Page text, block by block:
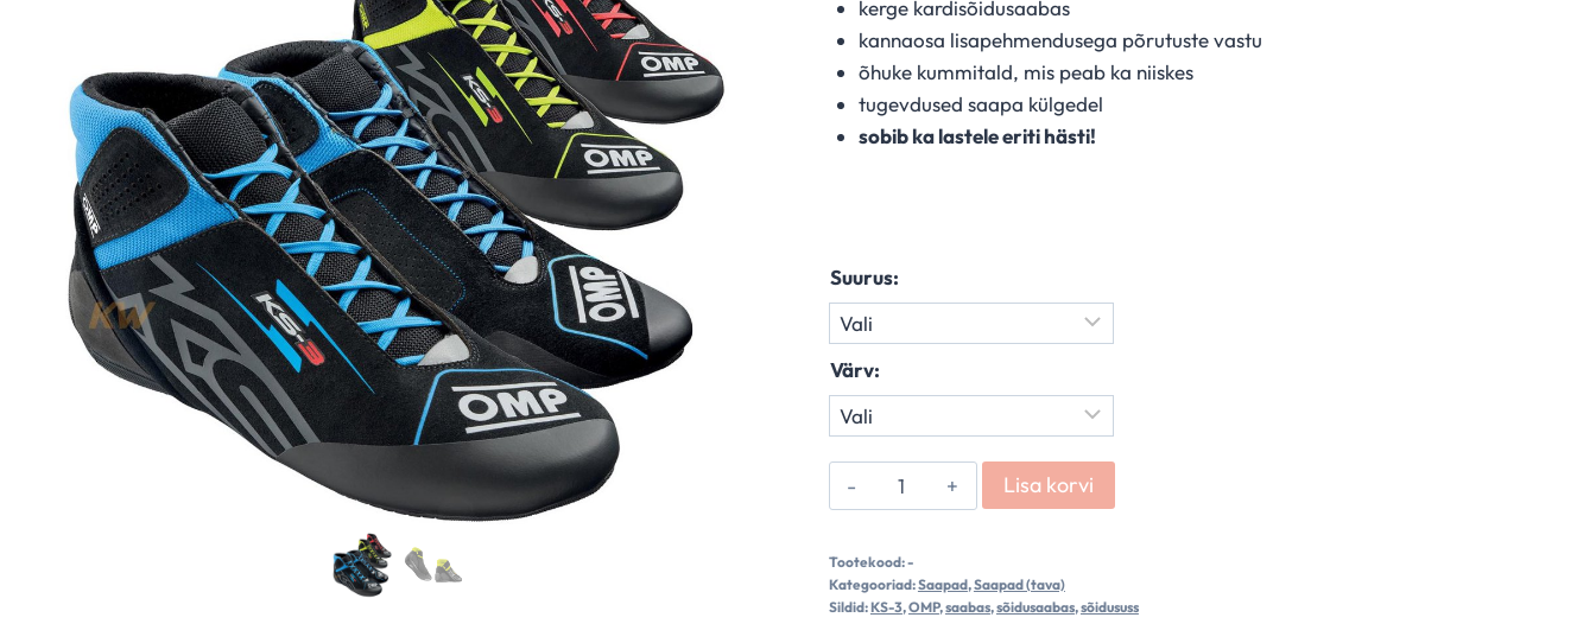
kerge kardisõidusaabas
kannaosa lisapehmendusega põrutuste vastu
õhuke kummitald, mis peab ka niiskes
tugevdused saapa külgedel
sobib ka lastele eriti hästi!
Suurus:
Värv:
OMP
KS-
/2026
kogus
Lisa korvi
Tootekood:-
Kategooriad:Saapad,Saapad (tava)
Sildid:KS-3,OMP,saabas,sõidusaabas,sõidususs